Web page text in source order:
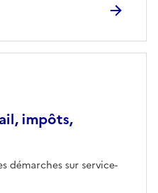
impôts,
démarches sur service-